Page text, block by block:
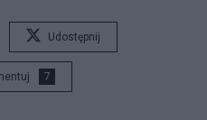
Udostępnij
7